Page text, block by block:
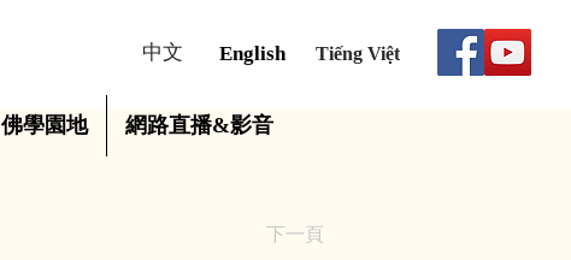
中文 English Tiếng Việt
佛學園地 網路直播&影音
下一頁